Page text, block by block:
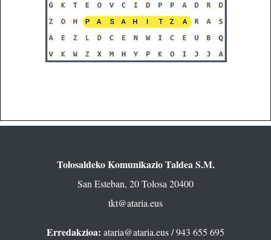
Tolosaldeko Komunikazio Taldea S.M.
San Esteban, 20 Tolosa 20400
tkt@ataria.eus
Erredakzioa: ataria@ataria.eus/ 943 655 695